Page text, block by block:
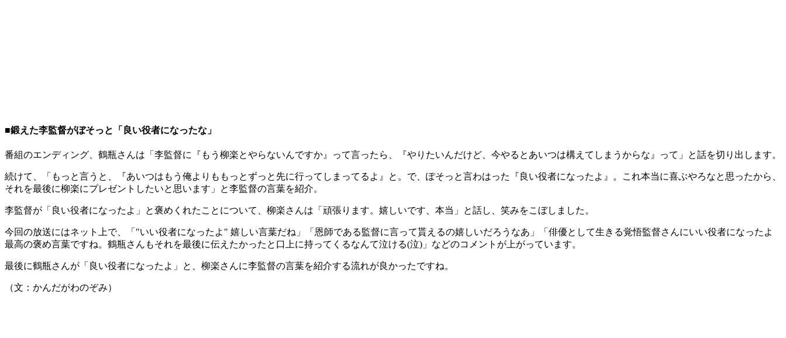
■鍛えた李監督がぼそっと「良い役者になったな」
番組のエンディング、鶴瓶さんは「李監督に『もう柳楽とやらないんですか』って言ったら、『やりたいんだけど、今やるとあいつは構えてしまうからな』って」と話を切り出します。
続けて、「もっと言うと、『あいつはもう俺よりももっとずっと先に行ってしまってるよ』と。で、ぽそっと言わはった『良い役者になったよ』。これ本当に喜ぶやろなと思ったから、
それを最後に柳楽にプレゼントしたいと思います」と李監督の言葉を紹介。
李監督が「良い役者になったよ」と褒めくれたことについて、柳楽さんは「頑張ります。嬉しいです、本当」と話し、笑みをこぼしました。
今回の放送にはネット上で、「"いい役者になったよ" 嬉しい言葉だね」「恩師である監督に言って貰えるの嬉しいだろうなあ」「俳優として生きる覚悟監督さんにいい役者になったよ
最高の褒め言葉ですね。鶴瓶さんもそれを最後に伝えたかったと口上に持ってくるなんて泣ける(泣)」などのコメントが上がっています。
最後に鶴瓶さんが「良い役者になったよ」と、柳楽さんに李監督の言葉を紹介する流れが良かったですね。
（文：かんだがわのぞみ）